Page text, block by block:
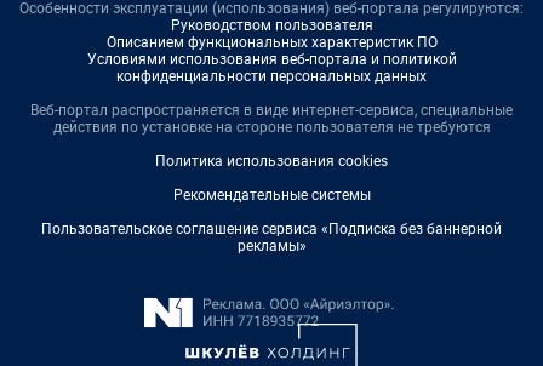
Особенности эксплуатации (использования) веб-портала регулируются:
Руководством пользователя
Описанием функциональных характеристик ПО
Условиями использования веб-портала и политикой
конфиденциальности персональных данных
Веб-портал распространяется в виде интернет-сервиса, специальные
действия по установке на стороне пользователя не требуются
Политика использования cookies
Рекомендательные системы
Пользовательское соглашение сервиса «Подписка без баннерной
рекламы»